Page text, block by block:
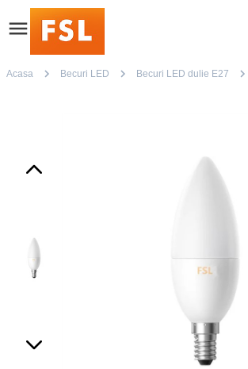
Acasa Becuri LED Becuri LED dulie E27